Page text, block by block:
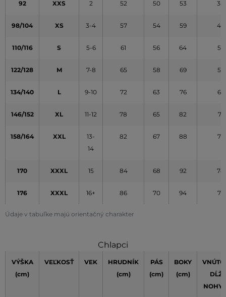
Údaje v tabuľke majú orientačný charakter
92 XXS 2 52 50 53 38
98/104 XS 3-4 57 54 59 45
110/116 S 5-6 61 56 64 52
122/128 M 7-8 65 58 69 59
134/140 L 9-10 72 63 76 65
146/152 XL 11-12 78 65 82 71
158/164 XXL
13-
14
82 67 88 77
170 XXXL 15 84 68 92 78
176 XXXL 16+ 86 70 94 79
Chlapci
VÝŠKA
(cm)
VEĽKOSŤ VEK
HRUDNÍK
(cm)
PÁS
(cm)
BOKY
(cm)
NOHY